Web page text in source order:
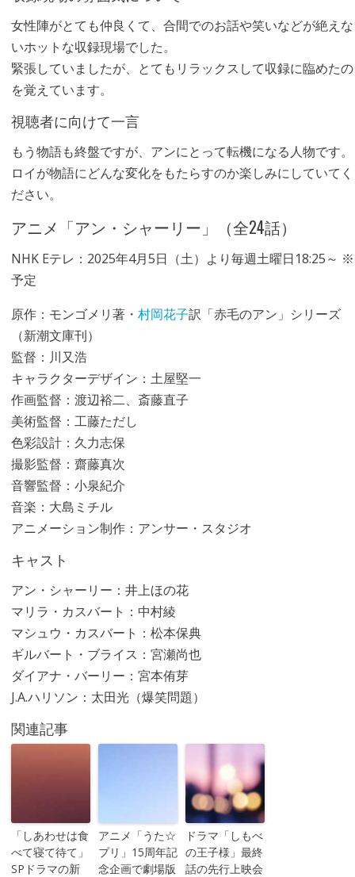
女性陣がとても仲良くて、合間でのお話や笑いなどが絶えな
いホットな収録現場でした。
緊張していましたが、とてもリラックスして収録に臨めたの
を覚えています。
視聴者に向けて一言
もう物語も終盤ですが、アンにとって転機になる人物です。
ロイが物語にどんな変化をもたらすのか楽しみにしていてく
ださい。
アニメ「アン・シャーリー」（全24話）
NHK Eテレ：2025年4月5日（土）より毎週土曜日18:25～ ※
予定
原作：モンゴメリ著・ 村岡花子訳「赤毛のアン」シリーズ
（新潮文庫刊）
監督：川又浩
キャラクターデザイン：土屋堅一
作画監督：渡辺裕二、斎藤直子
美術監督：工藤ただし
色彩設計：久力志保
撮影監督：齋藤真次
音響監督：小泉紀介
音楽：大島ミチル
アニメーション制作：アンサー・スタジオ
キャスト
アン・シャーリー：井上ほの花
マリラ・カスバート：中村綾
マシュウ・カスバート：松本保典
ギルバート・ブライス：宮瀬尚也
ダイアナ・バーリー：宮本侑芽
J.A.ハリソン：太田光（爆笑問題）
関連記事
「しあわせは食
べて寝て待て」
SPドラマの新
アニメ「うた☆
プリ」15周年記
念企画で劇場版
ドラマ「しもべ
の王子様」最終
話の先行上映会